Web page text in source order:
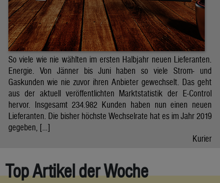
So viele wie nie wählten im ersten Halbjahr neuen Lieferanten.
Energie. Von Jänner bis Juni haben so viele Strom- und
Gaskunden wie nie zuvor ihren Anbieter gewechselt. Das geht
aus der aktuell veröffentlichten Marktstatistik der E-Control
hervor. Insgesamt 234.982 Kunden haben nun einen neuen
Lieferanten. Die bisher höchste Wechselrate hat es im Jahr 2019
gegeben, […]
Kurier
Top Artikel der Woche